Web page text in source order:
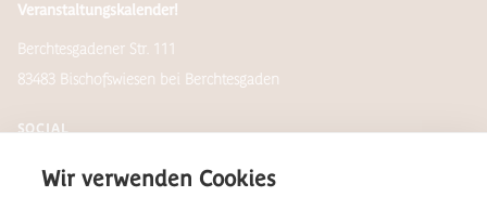
Wir verwenden Cookies
Veranstaltungskalender!
Berchtesgadener Str. 111
83483 Bischofswiesen bei Berchtesgaden
SOCIAL